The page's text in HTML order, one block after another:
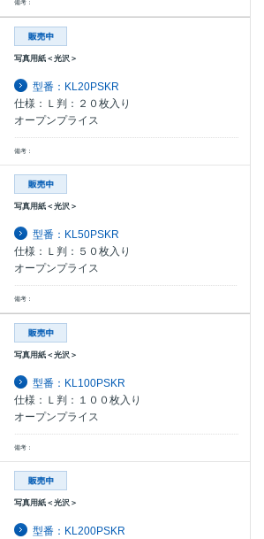
備考：
写真用紙＜光沢＞
型番：KL20PSKR
仕様：Ｌ判：２０枚入り
オープンプライス
備考：
写真用紙＜光沢＞
型番：KL50PSKR
仕様：Ｌ判：５０枚入り
オープンプライス
備考：
写真用紙＜光沢＞
型番：KL100PSKR
仕様：Ｌ判：１００枚入り
オープンプライス
備考：
写真用紙＜光沢＞
型番：KL200PSKR